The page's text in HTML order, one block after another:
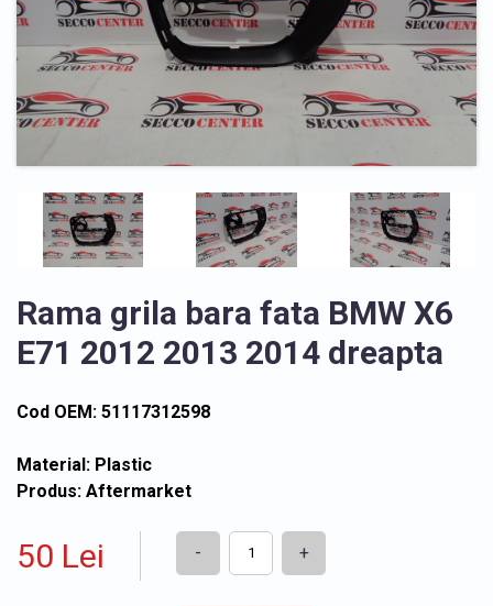
Rama grila bara fata BMW X6
E71 2012 2013 2014 dreapta
Cod OEM: 51117312598
Material: Plastic
Produs: Aftermarket
50 Lei - +